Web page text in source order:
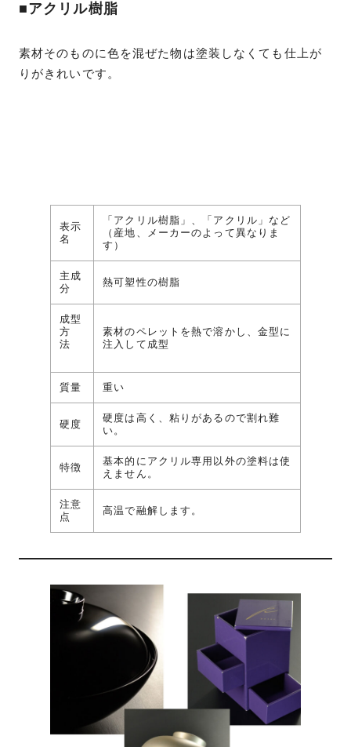
■アクリル樹脂
素材そのものに色を混ぜた物は塗装しなくても仕上が
りがきれいです。
表示
名
「アクリル樹脂」、「アクリル」など
（産地、メーカーのよって異なりま
す）
主成
分
熱可塑性の樹脂
成型
方
法
素材のペレットを熱で溶かし、金型に
注入して成型
質量 重い
硬度
硬度は高く、粘りがあるので割れ難
い。
特徴
基本的にアクリル専用以外の塗料は使
えません。
注意
点
高温で融解します。